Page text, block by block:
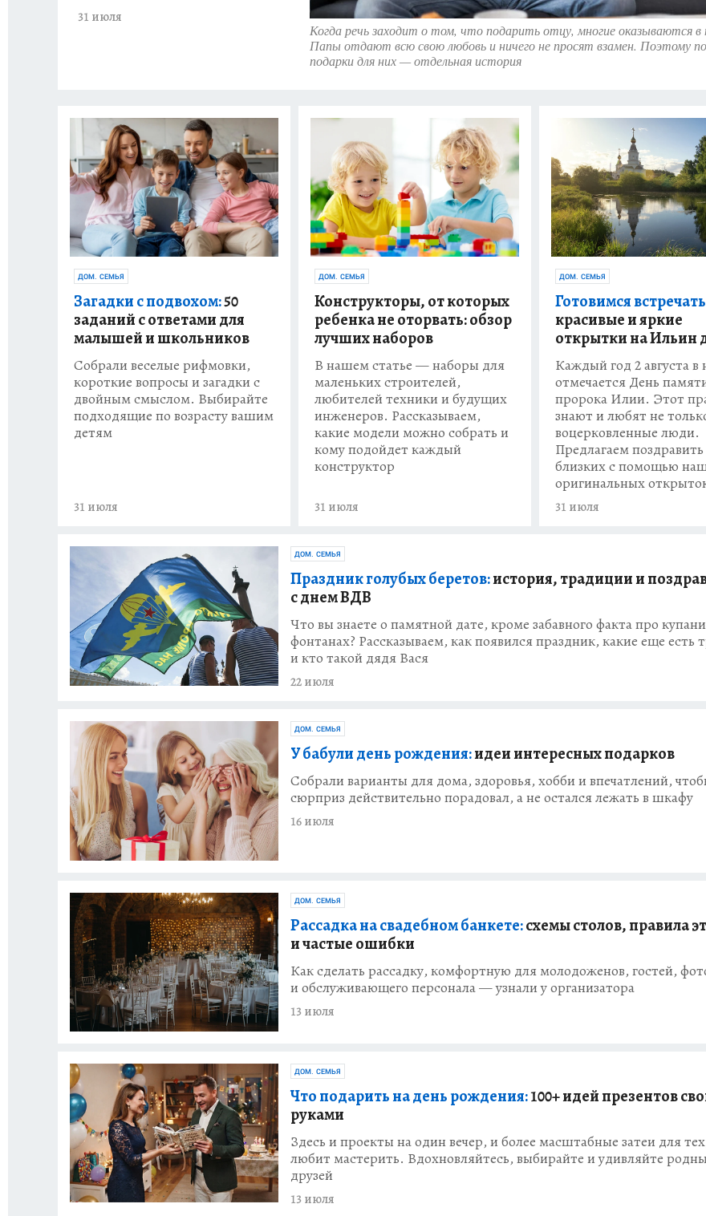
Когда речь заходит о том, что подарить отцу, многие оказываются в
Папы отдают всю свою любовь и ничего не просят взамен. Поэтому
подарки для них — отдельная история
31 июля
ДОМ. СЕМЬЯ
Загадки с подвохом:50
заданий с ответами для
малышей и школьников
Собрали веселые рифмовки,
короткие вопросы и загадки с
двойным смыслом. Выбирайте
подходящие по возрасту вашим
детям
31 июля
ДОМ. СЕМЬЯ
Конструкторы, от которых
ребенка не оторвать: обзор
лучших наборов
В нашем статье — наборы для
маленьких строителей,
любителей техники и будущих
инженеров. Рассказываем,
какие модели можно собрать и
кому подойдет каждый
конструктор
31 июля
ДОМ. СЕМЬЯ
Готовимся
красивые и яркие
открытки на Ильин
Каждый год 2 августа в
отмечается День
пророка Илии. Этот
знают и любят не
воцерковленные люди.
Предлагаем поздравить
близких с помощью
оригинальных
31 июля
ДОМ. СЕМЬЯ
Праздник голубых беретов:история, традиции и
с днем ВДВ
Что вы знаете о памятной дате, кроме забавного факта про
фонтанах? Рассказываем, как появился праздник, какие еще есть
и кто такой дядя Вася
22 июля
ДОМ. СЕМЬЯ
У бабули день рождения:идеи интересных подарков
Собрали варианты для дома, здоровья, хобби и впечатлений,
сюрприз действительно порадовал, а не остался лежать в шкафу
16 июля
ДОМ. СЕМЬЯ
Рассадка на свадебном банкете:схемы столов, правила
и частые ошибки
Как сделать рассадку, комфортную для молодоженов, гостей,
и обслуживающего персонала — узнали у организатора
13 июля
ДОМ. СЕМЬЯ
Что подарить на день рождения:100+ идей презентов
руками
Здесь и проекты на один вечер, и более масштабные затеи для
любит мастерить. Вдохновляйтесь, выбирайте и удивляйте
друзей
13 июля